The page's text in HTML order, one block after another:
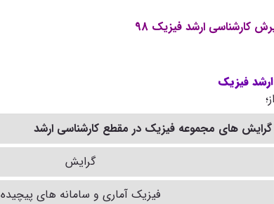
کارشناسی ارشد فیزیک 98
فیزیک
گرایش های مجموعه فیزیک در مقطع کارشناسی ارشد
گرایش
فیزیک آماری و سامانه های پیچیده